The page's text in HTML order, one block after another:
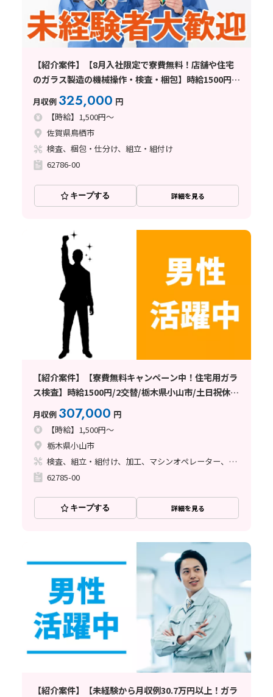
【紹介案件】【8月入社限定で寮費無料！店舗や住宅
のガラス製造の機械操作・検査・梱包】時給1500円/2
交替/佐賀県鳥栖市曽根崎町/土日休み/未経験から月収
例32.5万円以上可能◎8月中旬入社
月収例 325,000 円
【時給】1,500円～
佐賀県鳥栖市
検査、梱包・仕分け、組立・組付け
62786-00
キープする 詳細を見る
【紹介案件】【寮費無料キャンペーン中！住宅用ガラ
ス検査】時給1500円/2交替/栃木県小山市/土日祝休
み/男性活躍中/マイカー通勤OK/固定費が浮いて月収
例30.7万円以上・手取りもウレシイ♪
月収例 307,000 円
【時給】1,500円～
栃木県小山市
検査、組立・組付け、加工、マシンオペレーター、ライン作業
62785-00
キープする 詳細を見る
【紹介案件】【未経験から月収例30.7万円以上！ガラ